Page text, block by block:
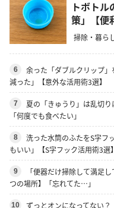
トボト
策」【便
掃除・暮ら
6
余った「ダブルクリップ
減った」【意外な活用術3選】
7
夏の「きゅうり」は乱切
「何度でも食べたい」
8
洗った水筒のふたをS字フ
もいい」【S字フック活用術3選】
9
「便器だけ掃除して満足
つの場所】「忘れてた…」
10
ずっとオンになってない